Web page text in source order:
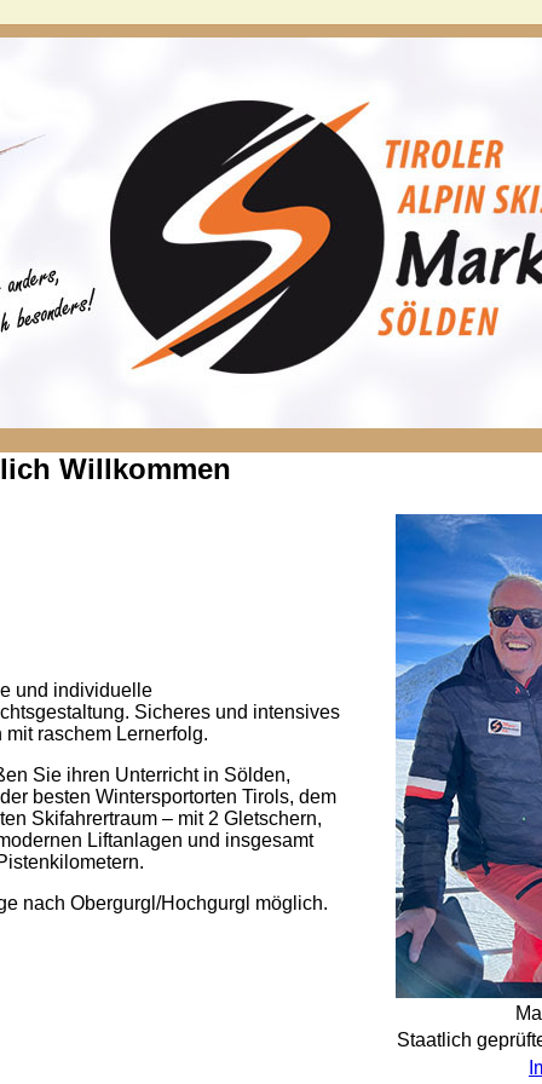
Willkommen
und individuelle
Sicheres und intensives
mit raschem Lernerfolg.
Sie ihren Unterricht in Sölden,
besten Wintersportorten Tirols, dem
Skifahrertraum – mit 2 Gletschern,
Liftanlagen und insgesamt
nach Obergurgl/Hochgurgl möglich.
Staatlich